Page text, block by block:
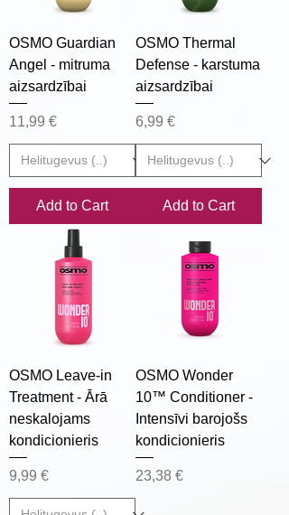
OSMO Guardian
Angel - mitruma
aizsardzībai
Price
11,99 €
Add to Cart
OSMO Thermal
Defense - karstuma
aizsardzībai
Price
6,99 €
Add to Cart
OSMO Leave-in
Treatment - Ārā
neskalojams
kondicionieris
Price
9,99 €
OSMO Wonder
10™ Conditioner -
Intensīvi barojošs
kondicionieris
Price
23,38 €